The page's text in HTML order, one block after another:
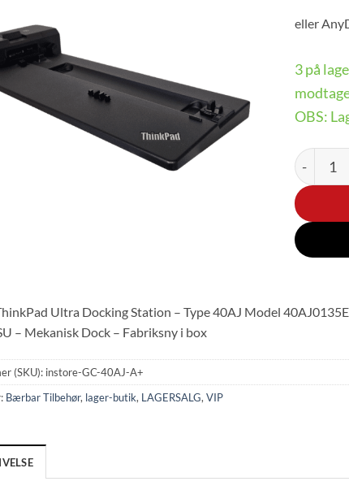
eller
3 på
OBS:
Lenovo
Ultra Docking Station – Type 40AJ Model
– Mekanisk Dock – Fabriksny i box
(SKU): instore-GC-40AJ-A+
Bærbar Tilbehør, lager-butik, LAGERSALG, VIP